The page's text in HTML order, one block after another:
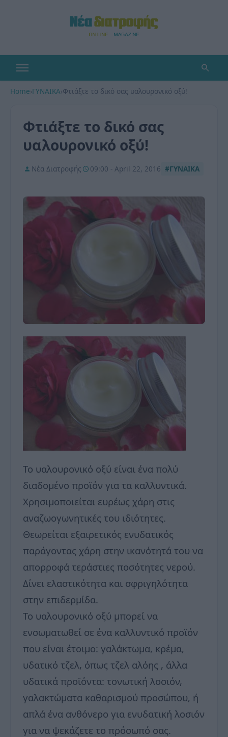
Home›ΓΥΝΑΙΚΑ›Φτιάξτε το δικό σας υαλουρονικό οξύ!
Φτιάξτε το δικό σας
υαλουρονικό οξύ!
Νέα Διατροφής 09:00 - April 22, 2016 #ΓΥΝΑΙΚΑ
Το υαλουρονικό οξύ είναι ένα πολύ
διαδομένο προϊόν για τα καλλυντικά.
Χρησιμοποιείται ευρέως χάρη στις
αναζωογωνητικές του ιδιότητες.
Θεωρείται εξαιρετικός ενυδατικός
παράγοντας χάρη στην ικανότητά του να
απορροφά τεράστιες ποσότητες νερού.
Δίνει ελαστικότητα και σφριγηλότητα
στην επιδερμίδα.
Το υαλουρονικό οξύ μπορεί να
ενσωματωθεί σε ένα καλλυντικό προϊόν
που είναι έτοιμο: γαλάκτωμα, κρέμα,
υδατικό τζελ, όπως τζελ αλόης , άλλα
υδατικά προϊόντα: τονωτική λοσιόν,
γαλακτώματα καθαρισμού προσώπου, ή
απλά ένα ανθόνερο για ενυδατική λοσιόν
για να ψεκάζετε το πρόσωπό σας.